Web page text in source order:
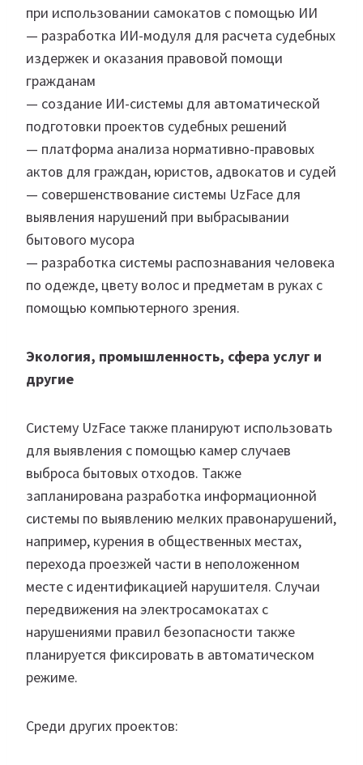
при использовании самокатов с помощью ИИ
— разработка ИИ-модуля для расчета судебных
издержек и оказания правовой помощи
гражданам
— создание ИИ-системы для автоматической
подготовки проектов судебных решений
— платформа анализа нормативно-правовых
актов для граждан, юристов, адвокатов и судей
— совершенствование системы UzFace для
выявления нарушений при выбрасывании
бытового мусора
— разработка системы распознавания человека
по одежде, цвету волос и предметам в руках с
помощью компьютерного зрения.
Экология, промышленность, сфера услуг и
другие
Систему UzFace также планируют использовать
для выявления с помощью камер случаев
выброса бытовых отходов. Также
запланирована разработка информационной
системы по выявлению мелких правонарушений,
например, курения в общественных местах,
перехода проезжей части в неположенном
месте с идентификацией нарушителя. Случаи
передвижения на электросамокатах с
нарушениями правил безопасности также
планируется фиксировать в автоматическом
режиме.
Среди других проектов: